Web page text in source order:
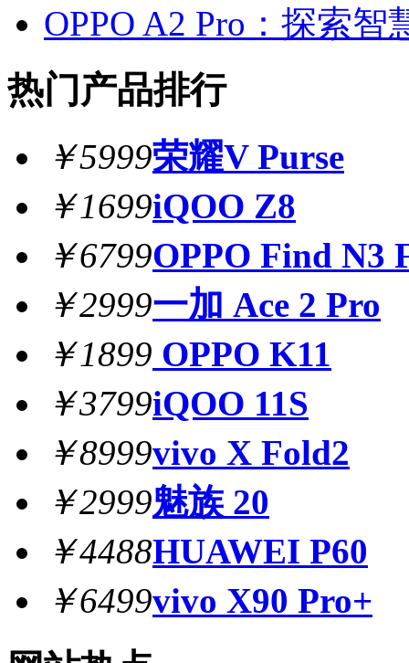
OPPO A2 Pro：探索
热门产品排行
￥5999荣耀V Purse
￥1699iQOO Z8
￥6799OPPO Find N3
￥2999一加 Ace 2 Pro
￥1899 OPPO K11
￥3799iQOO 11S
￥8999vivo X Fold2
￥2999魅族 20
￥4488HUAWEI P60
￥6499vivo X90 Pro+